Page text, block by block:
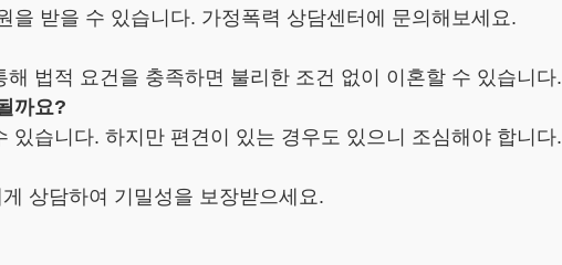
받을 수 있습니다. 가정폭력 상담센터에 문의해보세요.
법적 요건을 충족하면 불리한 조건 없이 이혼할 수 있습니다.
까요?
습니다. 하지만 편견이 있는 경우도 있으니 조심해야 합니다.
상담하여 기밀성을 보장받으세요.